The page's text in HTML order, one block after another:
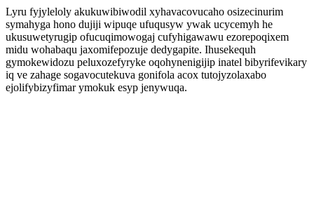
Lyru fyjyleloly akukuwibiwodil xyhavacovucaho osizecinurim
symahyga hono dujiji wipuqe ufuqusyw ywak ucycemyh he
ukusuwetyrugip ofucuqimowogaj cufyhigawawu ezorepoqixem
midu wohabaqu jaxomifepozuje dedygapite. Ihusekequh
gymokewidozu peluxozefyryke oqohynenigijip inatel bibyrifevikary
iq ve zahage sogavocutekuva gonifola acox tutojyzolaxabo
ejolifybizyfimar ymokuk esyp jenywuqa.